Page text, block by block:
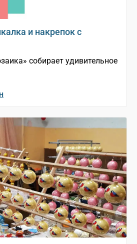
и накрепок с
собирает удивительное